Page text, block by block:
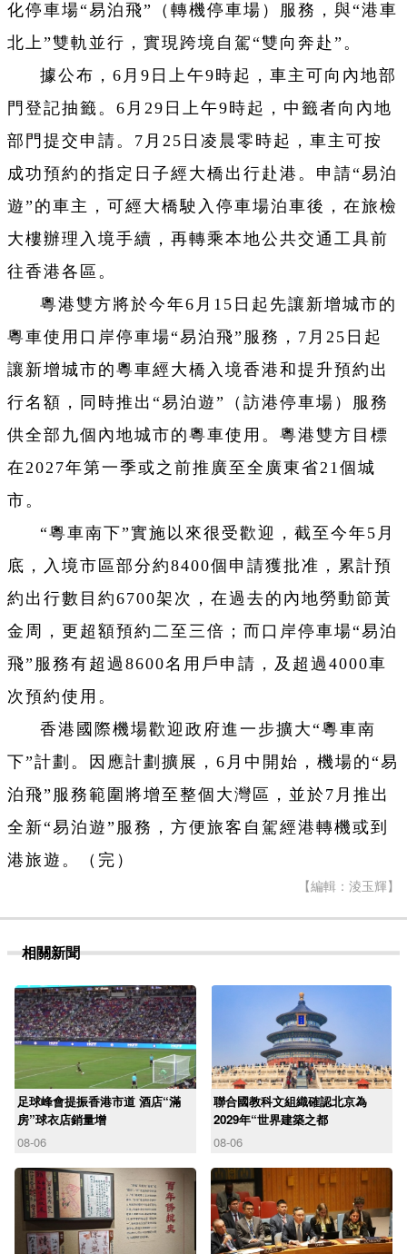
化停車場“易泊飛”（轉機停車場）服務，與“港車
北上”雙軌並行，實現跨境自駕“雙向奔赴”。
據公布，6月9日上午9時起，車主可向內地部
門登記抽籤。6月29日上午9時起，中籤者向內地
部門提交申請。7月25日凌晨零時起，車主可按
成功預約的指定日子經大橋出行赴港。申請“易泊
遊”的車主，可經大橋駛入停車場泊車後，在旅檢
大樓辦理入境手續，再轉乘本地公共交通工具前
往香港各區。
粵港雙方將於今年6月15日起先讓新增城市的
粵車使用口岸停車場“易泊飛”服務，7月25日起
讓新增城市的粵車經大橋入境香港和提升預約出
行名額，同時推出“易泊遊”（訪港停車場）服務
供全部九個內地城市的粵車使用。粵港雙方目標
在2027年第一季或之前推廣至全廣東省21個城
市。
“粵車南下”實施以來很受歡迎，截至今年5月
底，入境市區部分約8400個申請獲批准，累計預
約出行數目約6700架次，在過去的內地勞動節黃
金周，更超額預約二至三倍；而口岸停車場“易泊
飛”服務有超過8600名用戶申請，及超過4000車
次預約使用。
香港國際機場歡迎政府進一步擴大“粵車南
下”計劃。因應計劃擴展，6月中開始，機場的“易
泊飛”服務範圍將增至整個大灣區，並於7月推出
全新“易泊遊”服務，方便旅客自駕經港轉機或到
港旅遊。（完）
【編輯：淩玉輝】
相關新聞
足球峰會提振香港市道 酒店“滿
房”球衣店銷量增
08-06
聯合國教科文組織確認北京為
2029年“世界建築之都
08-06